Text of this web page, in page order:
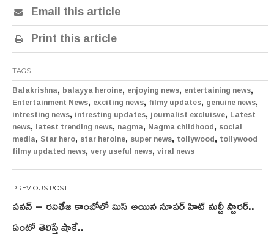
Email this article
Print this article
TAGS
Balakrishna, balayya heroine, enjoying news, entertaining news,
Entertainment News, exciting news, filmy updates, genuine news,
intresting news, intresting updates, journalist excluisve, Latest
news, latest trending news, nagma, Nagma childhood, social
media, Star hero, star heroine, super news, tollywood, tollywood
filmy updated news, very useful news, viral news
Post
navigation
పవన్ – రవితేజ కాంబోలో మిస్ అయిన సూపర్ హిట్ మల్టీ స్టారర్..
ఏంటో తెలిస్తే షాకే..